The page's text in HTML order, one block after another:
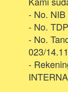
- No.
- No.
- No.
023/
-